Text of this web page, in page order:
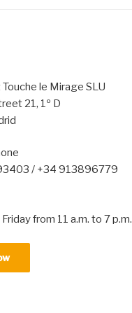
le Mirage SLU
21, 1º D
/ +34 913896779
from 11 a.m. to 7 p.m.